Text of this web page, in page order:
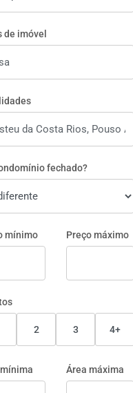
de imóvel
fechado?
mínimo Preço máximo
2 3 4+
Área máxima